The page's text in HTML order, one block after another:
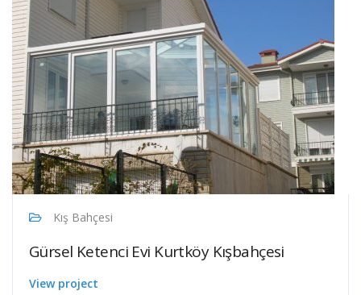
Kış Bahçesi
Gürsel Ketenci Evi Kurtköy Kışbahçesi
View project